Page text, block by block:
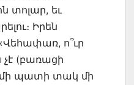
տոլար, եւ
Իրեն
ո՞ւր
չէ (բառացի
մի պատի տակ մի